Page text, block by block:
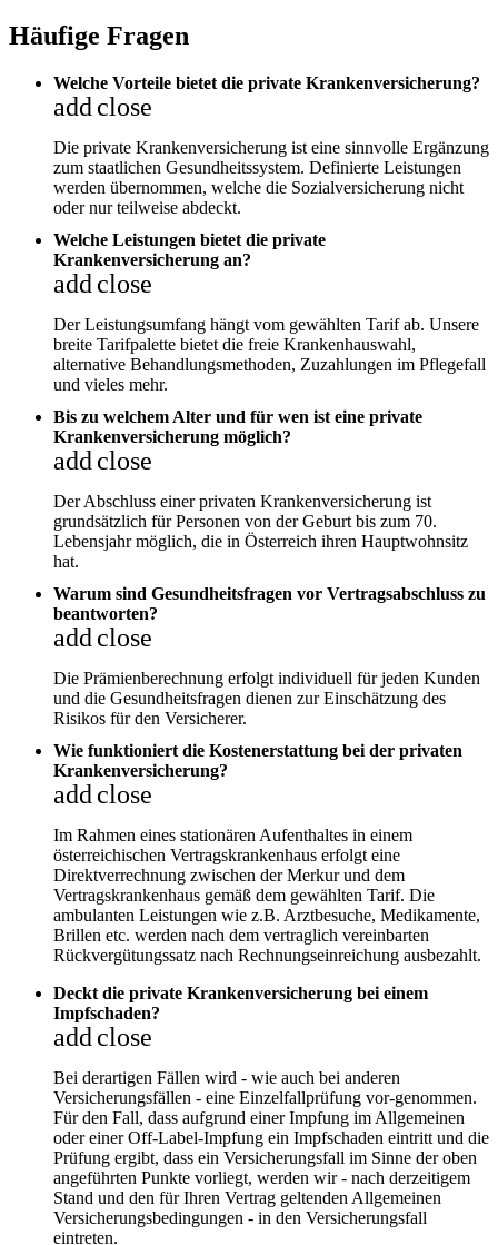
Häufige Fragen
Welche Vorteile bietet die private Krankenversicherung?
add close
Die private Krankenversicherung ist eine sinnvolle Ergänzung
zum staatlichen Gesundheitssystem. Definierte Leistungen
werden übernommen, welche die Sozialversicherung nicht
oder nur teilweise abdeckt.
Welche Leistungen bietet die private
Krankenversicherung an?
add close
Der Leistungsumfang hängt vom gewählten Tarif ab. Unsere
breite Tarifpalette bietet die freie Krankenhauswahl,
alternative Behandlungsmethoden, Zuzahlungen im Pflegefall
und vieles mehr.
Bis zu welchem Alter und für wen ist eine private
Krankenversicherung möglich?
add close
Der Abschluss einer privaten Krankenversicherung ist
grundsätzlich für Personen von der Geburt bis zum 70.
Lebensjahr möglich, die in Österreich ihren Hauptwohnsitz
hat.
Warum sind Gesundheitsfragen vor Vertragsabschluss zu
beantworten?
add close
Die Prämienberechnung erfolgt individuell für jeden Kunden
und die Gesundheitsfragen dienen zur Einschätzung des
Risikos für den Versicherer.
Wie funktioniert die Kostenerstattung bei der privaten
Krankenversicherung?
add close
Im Rahmen eines stationären Aufenthaltes in einem
österreichischen Vertragskrankenhaus erfolgt eine
Direktverrechnung zwischen der Merkur und dem
Vertragskrankenhaus gemäß dem gewählten Tarif. Die
ambulanten Leistungen wie z.B. Arztbesuche, Medikamente,
Brillen etc. werden nach dem vertraglich vereinbarten
Rückvergütungssatz nach Rechnungseinreichung ausbezahlt.
Deckt die private Krankenversicherung bei einem
Impfschaden?
add close
Bei derartigen Fällen wird - wie auch bei anderen
Versicherungsfällen - eine Einzelfallprüfung vor-genommen.
Für den Fall, dass aufgrund einer Impfung im Allgemeinen
oder einer Off-Label-Impfung ein Impfschaden eintritt und die
Prüfung ergibt, dass ein Versicherungsfall im Sinne der oben
angeführten Punkte vorliegt, werden wir - nach derzeitigem
Stand und den für Ihren Vertrag geltenden Allgemeinen
Versicherungsbedingungen - in den Versicherungsfall
eintreten.